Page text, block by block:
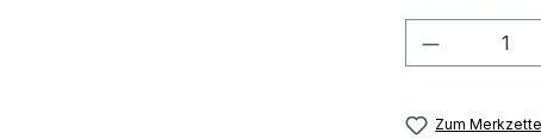
Produkt
Zum